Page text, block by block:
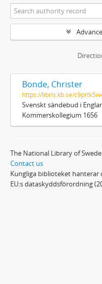
Bonde, Christer
https://libris.kb.se/
Svenskt sändebud i
Kommerskollegium 1656
The National Library of
Contact us
Kungliga biblioteket
EU:s dataskyddsförordning